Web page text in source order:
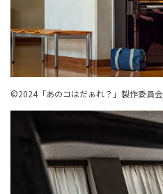
©︎2024「あのコはだぁれ？」製作委員会